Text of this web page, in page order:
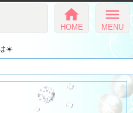
home
HOME
menu
MENU
☀️